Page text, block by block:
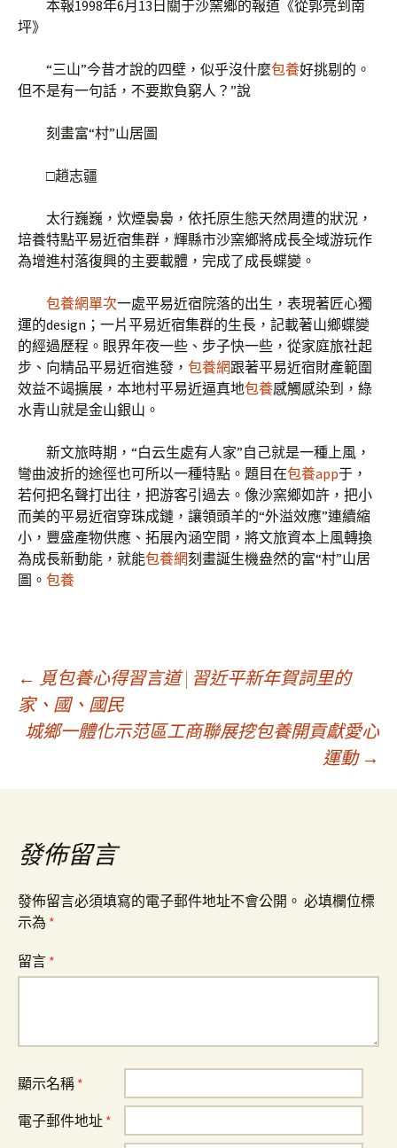
本報1998年6月13日關于沙窯鄉的報道《從郭亮到南
坪》
“三山”今昔才說的四壁，似乎沒什麼包養好挑剔的。
但不是有一句話，不要欺負窮人？”說
刻畫富“村”山居圖
□趙志疆
太行巍巍，炊煙裊裊，依托原生態天然周遭的狀況，
培養特點平易近宿集群，輝縣市沙窯鄉將成長全域游玩作
為增進村落復興的主要載體，完成了成長蝶變。
包養網單次一處平易近宿院落的出生，表現著匠心獨
運的design；一片平易近宿集群的生長，記載著山鄉蝶變
的經過歷程。眼界年夜一些、步子快一些，從家庭旅社起
步、向精品平易近宿進發， 包養網跟著平易近宿財產範圍
效益不竭擴展，本地村平易近逼真地包養感觸感染到，綠
水青山就是金山銀山。
新文旅時期，“白云生處有人家”自己就是一種上風，
彎曲波折的途徑也可所以一種特點。題目在包養app于，
若何把名聲打出往，把游客引過去。像沙窯鄉如許，把小
而美的平易近宿穿珠成鏈，讓領頭羊的“外溢效應”連續縮
小，豐盛產物供應、拓展內涵空間，將文旅資本上風轉換
為成長新動能，就能包養網刻畫誕生機盎然的富“村”山居
圖。 包養
文
章
導
覽
← 覓包養心得習言道 | 習近平新年賀詞里的
家、國、國民
城鄉一體化示范區工商聯展挖包養開貢獻愛心
運動 →
發佈留言
發佈留言必須填寫的電子郵件地址不會公開。 必填欄位標
示為 *
留言 *
顯示名稱 *
電子郵件地址 *